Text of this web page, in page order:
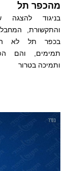
מהכפר תל
בניגוד
והתקשורת,
בכפר תל לא
תמימים, והם
ותמיכה בטרור